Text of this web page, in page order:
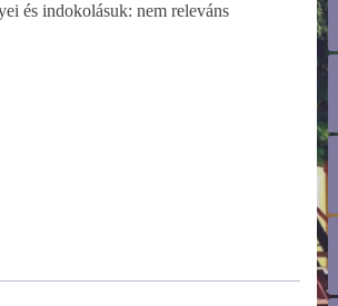
és indokolásuk: nem releváns